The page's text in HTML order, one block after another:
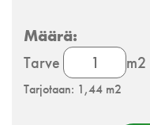
TarveCewood
Akustiikkalevy
määrä
m2
Tarjotaan: 1,44 m2